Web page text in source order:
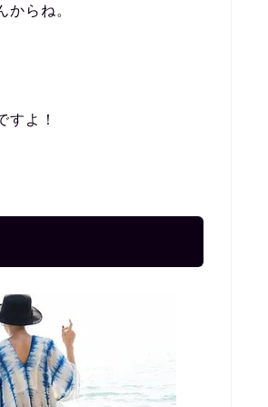
らね。
すよ！